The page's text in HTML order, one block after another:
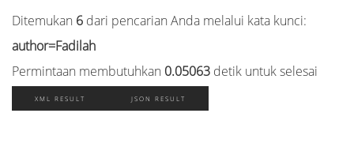
Ditemukan 6 dari pencarian Anda melalui kata kunci:
author=Fadilah
Permintaan membutuhkan 0.05063 detik untuk selesai
XML RESULT JSON RESULT